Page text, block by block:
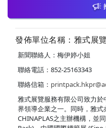
發佈單位名稱：雅式展
新聞聯絡人：梅伊婷小姐
聯絡電話：852-25163343
聯絡信箱：
雅式展覽服務有限公司致力
界領導企業之一。同時，雅
CHINAPLAS之主辦機構，並